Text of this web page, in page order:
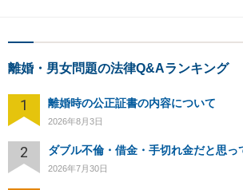
離婚・男女問題の法律Q&Aランキング
1 離婚時の公正証書の内容について
2026年8月3日
2
2026年7月30日